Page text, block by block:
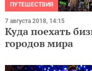
ПУТЕШЕСТВИЯ
7 августа 2018, 14:15
Куда поехать
городов мира